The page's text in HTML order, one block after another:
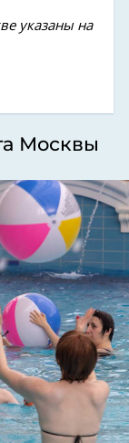
указаны на
Москвы